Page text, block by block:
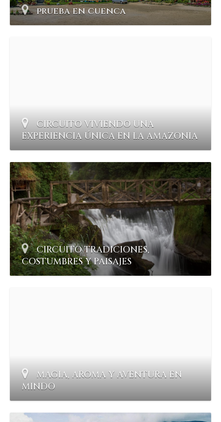
prueba en cuenca
CIRCUITO VIVIENDO UNA
EXPERIENCIA ÚNICA EN LA AMAZONIA
CIRCUITO TRADICIONES,
COSTUMBRES Y PAISAJES
MAGIA, AROMA Y AVENTURA EN
MINDO